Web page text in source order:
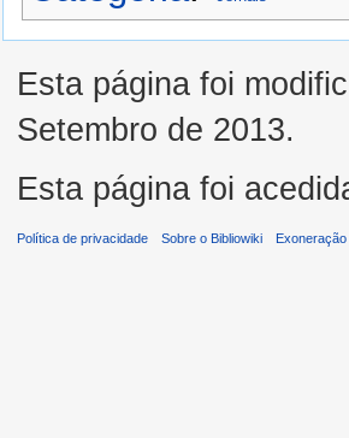
Esta página foi
Setembro de 2013.
Esta página foi
Política de privacidade Sobre o Bibliowiki